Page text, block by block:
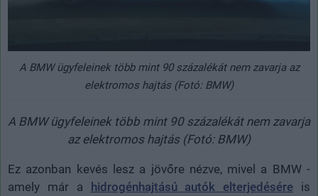
A BMW ügyfeleinek több mint 90 százalékát nem zavarja az
elektromos hajtás (Fotó: BMW)
A BMW ügyfeleinek több mint 90 százalékát nem zavarja
az elektromos hajtás (Fotó: BMW)
Ez azonban kevés lesz a jövőre nézve, mivel a BMW -
amely már a hidrogénhajtású autók elterjedésére is